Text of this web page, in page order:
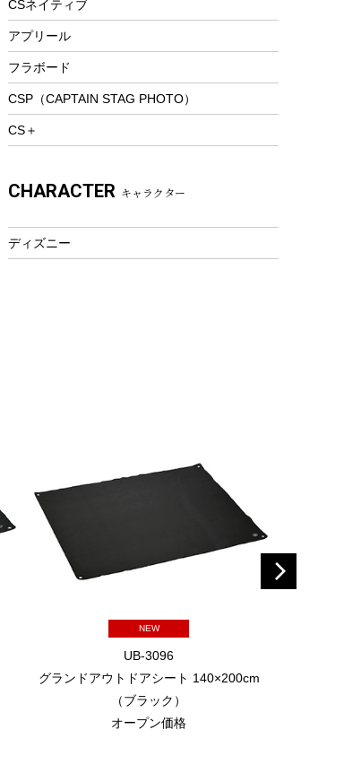
トレッキングステッキ
プレイグッズ
ウェルネス
フィットネス
アクセサリー
CSネイティブ
アプリール
フラボード
CSP（CAPTAIN STAG PHOTO）
CS＋
CHARACTER キャラクター
ディズニー
NEW
UB-3096
グランドアウトドアシート 140×200cm
（ブラック）
オープン価格